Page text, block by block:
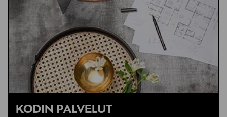
- Herkkyys: 88 dB
Kullatut naparuuvit, tukeva värinöitä ehkäisevä kotelo
ja heijastuksia eliminoiva magneettikiinnitteinen
etukangas.
KODIN PALVELUT